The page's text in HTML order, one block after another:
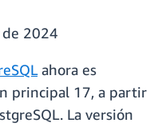
2024
ahora es
principal 17, a partir
La versión